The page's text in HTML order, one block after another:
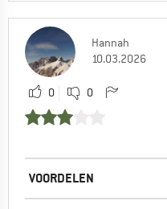
Hannah
10.03.2026
0 0
VOORDELEN